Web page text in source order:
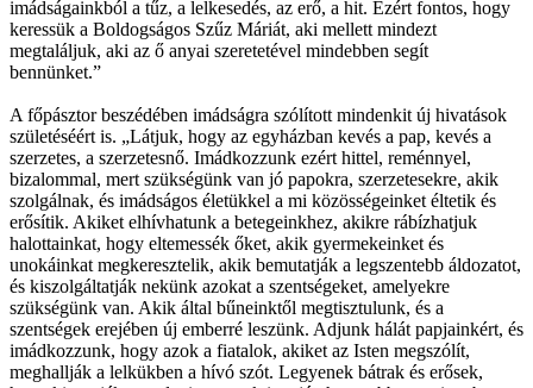
imádságainkból a tűz, a lelkesedés, az erő, a hit. Ezért fontos, hogy
keressük a Boldogságos Szűz Máriát, aki mellett mindezt
megtaláljuk, aki az ő anyai szeretetével mindebben segít
bennünket.”
A főpásztor beszédében imádságra szólított mindenkit új hivatások
születéséért is. „Látjuk, hogy az egyházban kevés a pap, kevés a
szerzetes, a szerzetesnő. Imádkozzunk ezért hittel, reménnyel,
bizalommal, mert szükségünk van jó papokra, szerzetesekre, akik
szolgálnak, és imádságos életükkel a mi közösségeinket éltetik és
erősítik. Akiket elhívhatunk a betegeinkhez, akikre rábízhatjuk
halottainkat, hogy eltemessék őket, akik gyermekeinket és
unokáinkat megkeresztelik, akik bemutatják a legszentebb áldozatot,
és kiszolgáltatják nekünk azokat a szentségeket, amelyekre
szükségünk van. Akik által bűneinktől megtisztulunk, és a
szentségek erejében új emberré leszünk. Adjunk hálát papjainkért, és
imádkozzunk, hogy azok a fiatalok, akiket az Isten megszólít,
meghallják a lelkükben a hívó szót. Legyenek bátrak és erősek,